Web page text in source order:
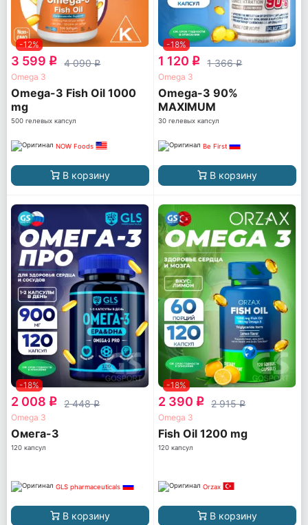
-12%
3 599 q 4 090q
Omega 3
Omega-3 Fish Oil 1000
mg
500 гелевых капсул
NOW Foods
В корзину
-18%
1 120 q 1 366q
Omega 3
Omega-3 90%
MAXIMUM
CONCENTRATION
30 гелевых капсул
Be First
В корзину
-18%
2 008 q 2 448q
Omega 3
Омега-3
120 капсул
GLS pharmaceuticals
В корзину
-18%
2 390 q 2 915q
Omega 3
Fish Oil 1200 mg
120 капсул
Orzax
В корзину